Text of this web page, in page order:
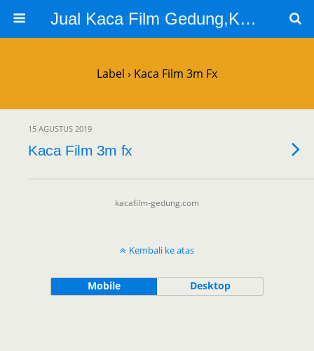
Jual Kaca Film Gedung,Kaca Film 3m
Label › Kaca Film 3m Fx
15 AGUSTUS 2019
Kaca Film 3m fx
kacafilm-gedung.com
Kembali ke atas
Mobile Desktop